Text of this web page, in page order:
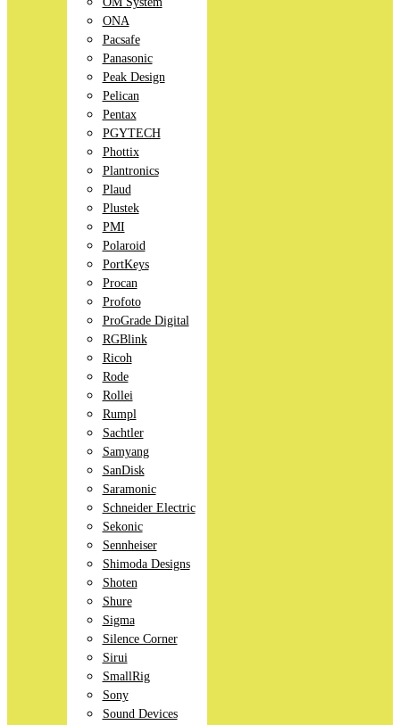
ONA
Pacsafe
Panasonic
Peak Design
Pelican
Pentax
PGYTECH
Phottix
Plantronics
Plaud
Plustek
PMI
Polaroid
PortKeys
Procan
Profoto
ProGrade Digital
RGBlink
Ricoh
Rode
Rollei
Rumpl
Sachtler
Samyang
SanDisk
Saramonic
Schneider Electric
Sekonic
Sennheiser
Shimoda Designs
Shoten
Shure
Sigma
Silence Corner
Sirui
SmallRig
Sony
Sound Devices